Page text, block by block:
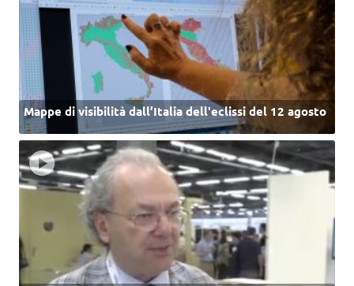
Mappe di visibilità dall’Italia dell'eclissi del 12 agosto